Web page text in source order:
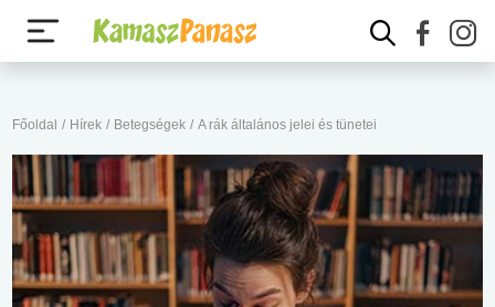
Főoldal / Hírek / Betegségek / A rák általános jelei és tünetei